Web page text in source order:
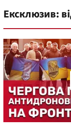
Ексклюзив: